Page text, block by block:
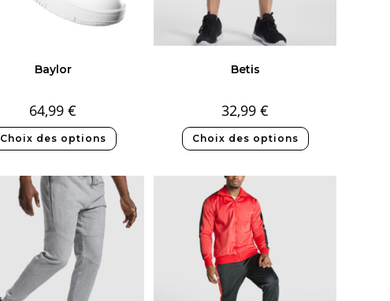
Baylor
64,99 €
Choix des options
Betis
32,99 €
Choix des options